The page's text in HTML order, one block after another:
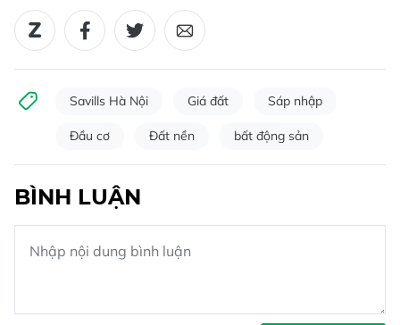
Savills Hà Nội Giá đất Sáp nhập
Đầu cơ Đất nền bất động sản
BÌNH LUẬN